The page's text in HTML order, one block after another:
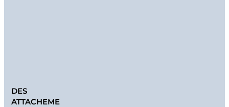
DES
ATTACHEME